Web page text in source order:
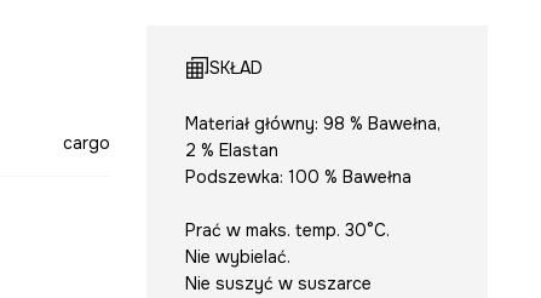
cargo
SKŁAD
Materiał główny: 98 % Bawełna,
2 % Elastan
Podszewka: 100 % Bawełna
Prać w maks. temp. 30°C.
Nie wybielać.
Nie suszyć w suszarce